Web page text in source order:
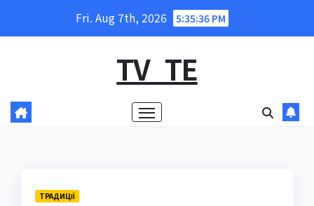
Fri. Aug 7th, 2026 5:35:38 PM
TV_TE
ТРАДИЦІЇ